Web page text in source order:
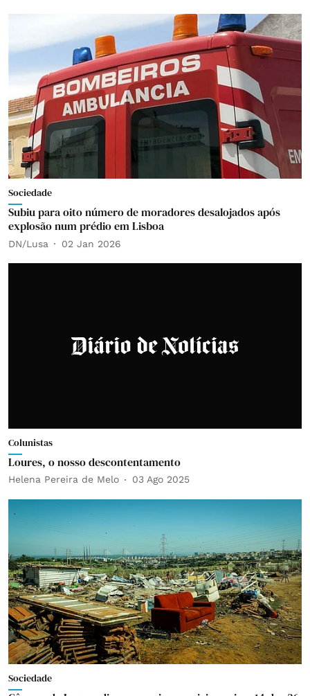
Sociedade
Subiu para oito número de moradores desalojados após
explosão num prédio em Lisboa
DN/Lusa 02 Jan 2026
Colunistas
Loures, o nosso descontentamento
Helena Pereira de Melo 03 Ago 2025
Sociedade